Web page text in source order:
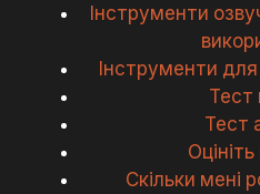
Інструменти
Інструменти
Тест
Тест
Скільки мені